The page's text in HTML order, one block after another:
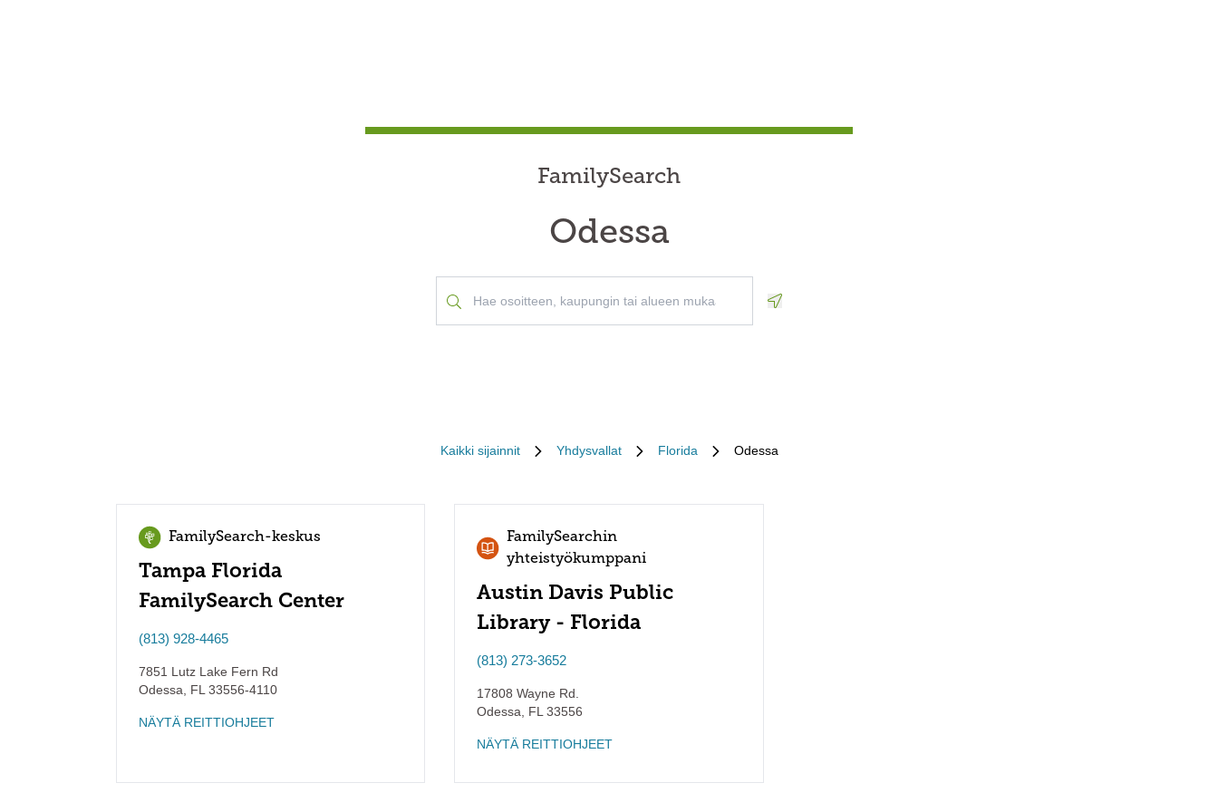
FamilySearch
Odessa
Kaikki sijainnit Yhdysvallat Florida Odessa
FamilySearch-keskus
Tampa Florida
FamilySearch Center
(813) 928-4465
7851 Lutz Lake Fern Rd
Odessa
FL 33556-4110
NÄYTÄ REITTIOHJEET
FamilySearchin
yhteistyökumppani
Austin Davis Public
Library - Florida
(813) 273-3652
17808 Wayne Rd.
Odessa
FL 33556
NÄYTÄ REITTIOHJEET